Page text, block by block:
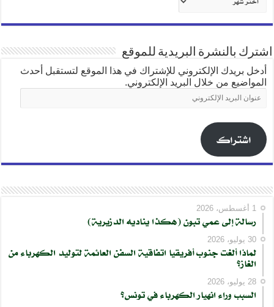
شهري
اشترك بالنشرة البريدية للموقع
أدخل بريدك الإلكتروني للإشتراك في هذا الموقع لتستقبل أحدث
المواضيع من خلال البريد الإلكتروني.
عنوان
البريد
اشتراك
1 أغسطس، 2026
رسالة إلى عمي تبون (هكذا يناديه الدزيرية)
30 يوليو، 2026
لماذا ألغت جنوب أفريقيا اتفاقية السفن العائمة لتوليد الكهرباء من
الغاز؟
28 يوليو، 2026
السبب وراء انهيار الكهرباء في تونس؟